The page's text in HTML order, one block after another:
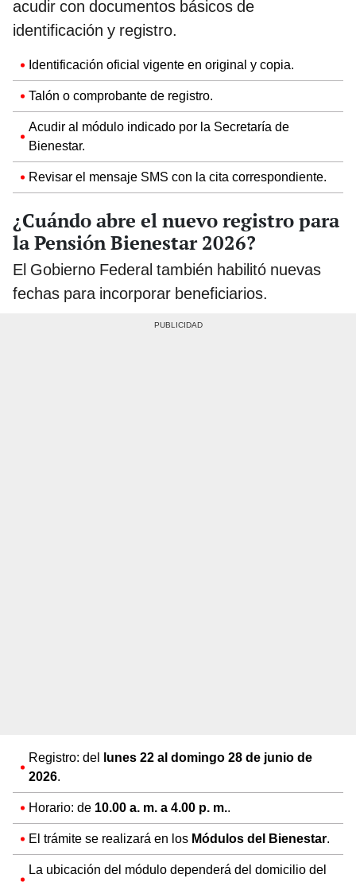
acudir con documentos básicos de
identificación y registro.
Identificación oficial vigente en original y copia.
Talón o comprobante de registro.
Acudir al módulo indicado por la Secretaría de
Bienestar.
Revisar el mensaje SMS con la cita correspondiente.
¿Cuándo abre el nuevo registro para
la Pensión Bienestar 2026?
El Gobierno Federal también habilitó nuevas
fechas para incorporar beneficiarios.
Registro: del lunes 22 al domingo 28 de junio de
2026.
Horario: de 10.00 a. m. a 4.00 p. m..
El trámite se realizará en los Módulos del Bienestar.
La ubicación del módulo dependerá del domicilio del